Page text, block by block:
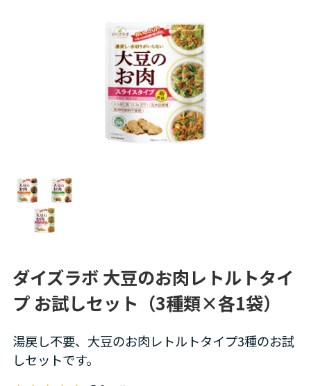
ダイズラボ 大豆のお肉レトルトタイ
プ お試しセット（3種類×各1袋）
湯戻し不要、大豆のお肉レトルトタイプ3種のお試
しセットです。